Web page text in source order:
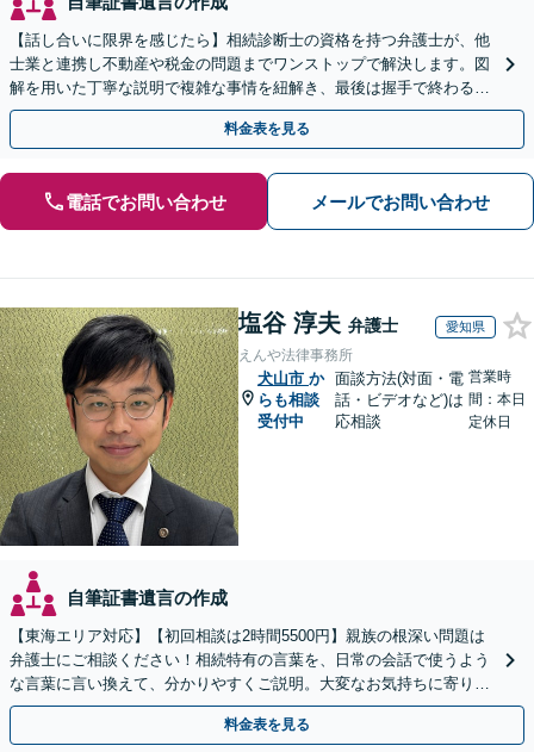
【話し合いに限界を感じたら】相続診断士の資格を持つ弁護士が、他
士業と連携し不動産や税金の問題までワンストップで解決します。図
解を用いた丁寧な説明で複雑な事情を紐解き、最後は握手で終わる円
満な解決へ導きます。【東海エリア・神奈川県対応】
料金表を見る
電話でお問い合わせ メールでお問い合わせ
塩谷 淳夫 弁護士 愛知県
えんや法律事務所
犬山市 か
らも相談
受付中
面談方法(対面・電
話・ビデオなど)は
応相談
営業時
間：本日
定休日
自筆証書遺言の作成
【東海エリア対応】【初回相談は2時間5500円】親族の根深い問題は
弁護士にご相談ください！相続特有の言葉を、日常の会話で使うよう
な言葉に言い換えて、分かりやすくご説明。大変なお気持ちに寄り添
い、納得できる解決を目指します
料金表を見る